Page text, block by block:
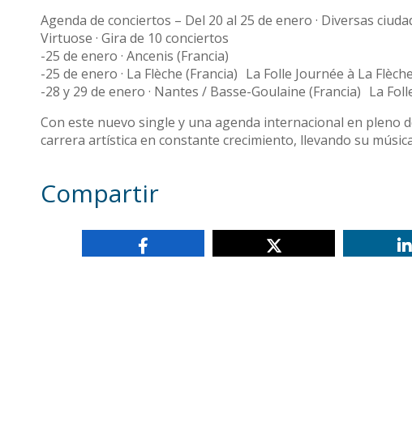
Agenda de conciertos – Del 20 al 25 de enero · Diversas
Virtuose · Gira de 10 conciertos
-25 de enero · Ancenis (Francia)
-25 de enero · La Flèche (Francia) La Folle Journée à La Flèche
-28 y 29 de enero · Nantes / Basse-Goulaine (Francia) La
Con este nuevo single y una agenda internacional en pleno
carrera artística en constante crecimiento, llevando su
Compartir